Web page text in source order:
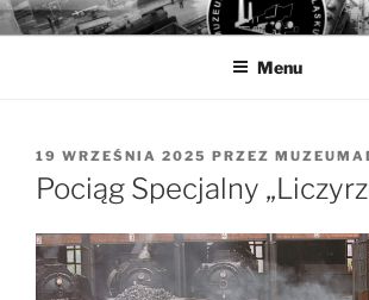
Przejdź
do
MUZEUM
Muzeum Kolejnictwa na Śląsku w Jaworzynie
Menu
OPUBLIKOWANE
W
19 WRZEŚNIA 2025 PRZEZ
Pociąg Specjalny